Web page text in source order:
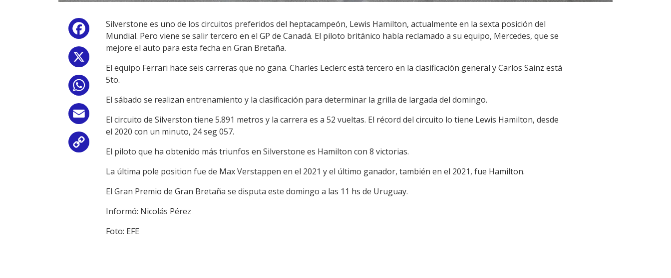
Facebook
Email
Silverstone es uno de los circuitos preferidos del heptacampeón, Lewis Hamilton, actualmente en la sexta posición del
Mundial. Pero viene se salir tercero en el GP de Canadá. El piloto británico había reclamado a su equipo, Mercedes, que se
mejore el auto para esta fecha en Gran Bretaña.
El equipo Ferrari hace seis carreras que no gana. Charles Leclerc está tercero en la clasificación general y Carlos Sainz está
5to.
El sábado se realizan entrenamiento y la clasificación para determinar la grilla de largada del domingo.
El circuito de Silverston tiene 5.891 metros y la carrera es a 52 vueltas. El récord del circuito lo tiene Lewis Hamilton, desde
el 2020 con un minuto, 24 seg 057.
El piloto que ha obtenido más triunfos en Silverstone es Hamilton con 8 victorias.
La última pole position fue de Max Verstappen en el 2021 y el último ganador, también en el 2021, fue Hamilton.
El Gran Premio de Gran Bretaña se disputa este domingo a las 11 hs de Uruguay.
Informó: Nicolás Pérez
Foto: EFE